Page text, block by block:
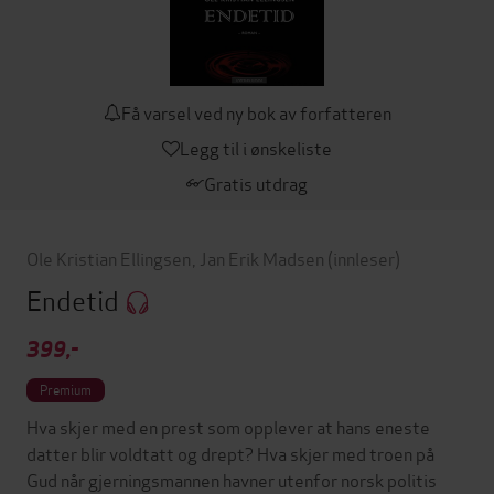
Få varsel ved ny bok av forfatteren
Legg til i ønskeliste
Gratis utdrag
Ole Kristian Ellingsen Jan Erik Madsen (innleser)
Endetid
399,-
Premium
Hva skjer med en prest som opplever at hans eneste
datter blir voldtatt og drept? Hva skjer med troen på
Gud når gjerningsmannen havner utenfor norsk politis